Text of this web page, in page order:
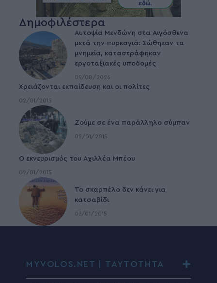
Δημοφιλέστερα
Αυτοψία Μενδώνη στα Αιγόσθενα
μετά την πυρκαγιά: Σώθηκαν τα
μνημεία, καταστράφηκαν
εργοταξιακές υποδομές
09/08/2026
Χρειάζονται εκπαίδευση και οι πολίτες
02/01/2015
Ζούμε σε ένα παράλληλο σύμπαν
02/01/2015
Ο εκνευρισμός του Αχιλλέα Μπέου
02/01/2015
To σκαρπέλο δεν κάνει για
κατσαβίδι
03/01/2015
MYVOLOS.NET | ΤΑΥΤΟΤΗΤΑ